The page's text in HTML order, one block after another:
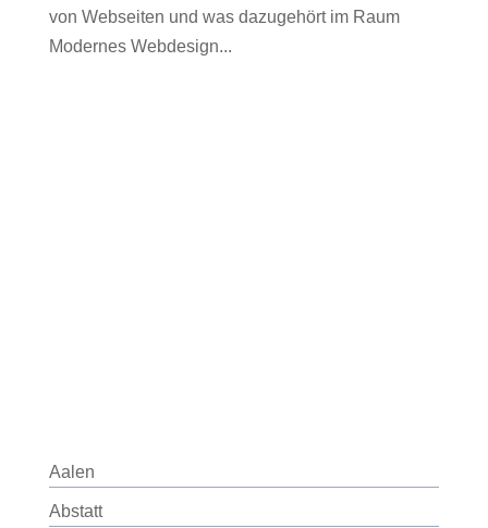
von Webseiten und was dazugehört im Raum
Modernes Webdesign...
Aalen
Abstatt